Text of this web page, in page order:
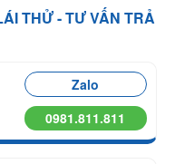
THỬ - TƯ VẤN TRẢ
Zalo
0981.811.811